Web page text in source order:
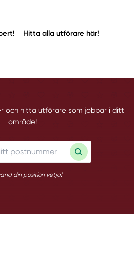
Hitta alla utförare här!
och hitta utförare som jobbar i ditt
område!
din position vetja!